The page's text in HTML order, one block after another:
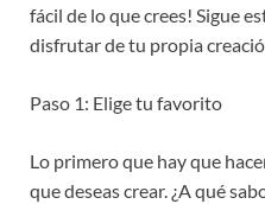
fácil de lo que crees! Sigue
disfrutar de tu propia
Paso 1: Elige tu favorito
Lo primero que hay que
que deseas crear. ¿A qué